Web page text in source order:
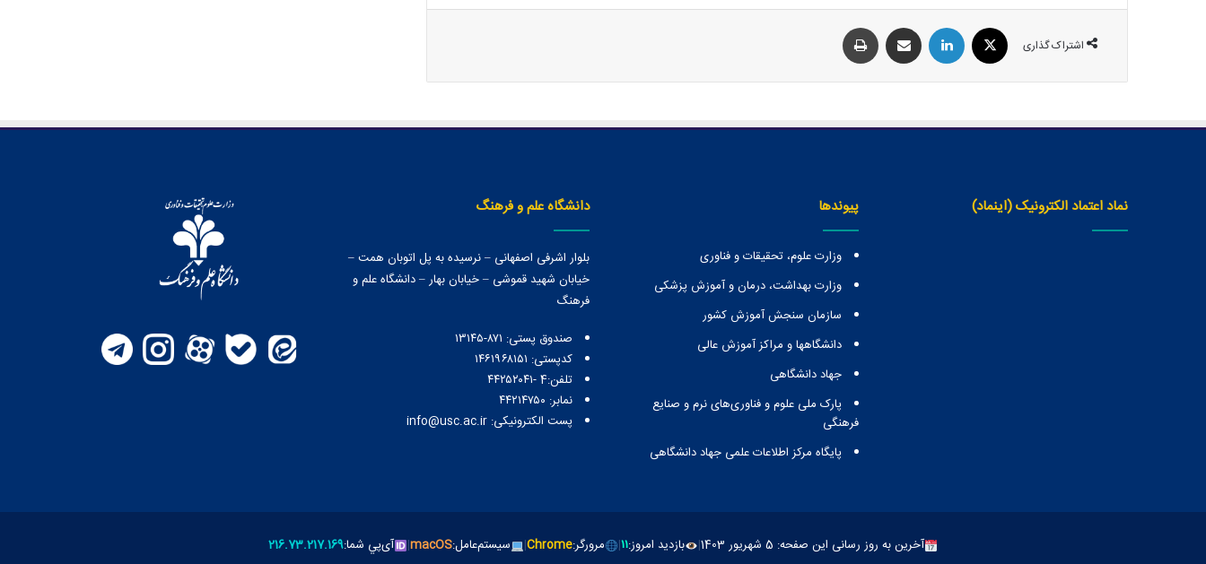
اشتراک گذاری
نماد اعتماد الکترونیک (اینماد) پیوندها
وزارت علوم، تحقیقات و فناوری
وزارت بهداشت، درمان و آموزش پزشکی
سازمان سنجش آموزش کشور
دانشگاهها و مراكز آموزش عالی
جهاد دانشگاهی
پارک ملی علوم و فناوری‌های نرم و صنایع
فرهنگی
پایگاه مرکز اطلاعات علمی جهاد دانشگاهی
دانشگاه علم و فرهنگ
بلوار اشرفی اصفهانی – نرسیده به پل اتوبان همت –
خیابان شهید قموشی – خیابان بهار – دانشگاه علم و
فرهنگ
صندوق پستی:‌ ۸۷۱-۱۳۱۴۵
کدپستی: ۱۴۶۱۹۶۸۱۵۱
تلفن:4 -۴۴۲۵۲۰۴۱
نمابر: ۴۴۲۱۴۷۵۰
پست الکترونیکی: info@usc.ac.ir
آخرین به روز رسانی این صفحه: 5 شهریور 1403 | بازدید امروز:۱۱| مرورگر:Chrome
| سیستم‌عامل:macOS
| آی‌پي شما:216.73.217.169